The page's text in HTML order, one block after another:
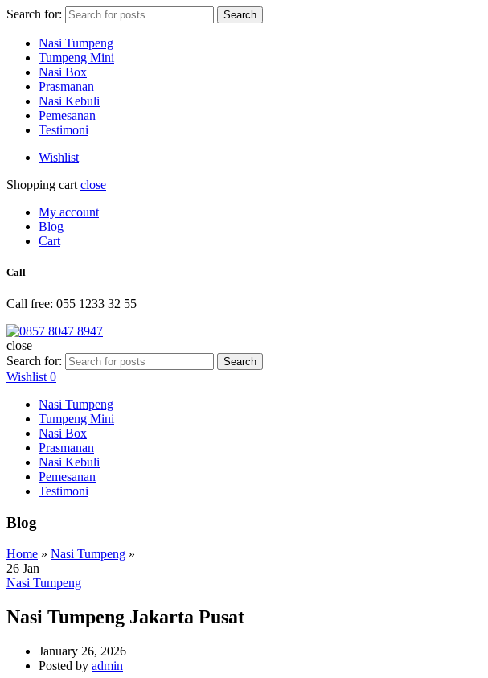
Search for: Search
Nasi Tumpeng
Tumpeng Mini
Nasi Box
Prasmanan
Nasi Kebuli
Pemesanan
Testimoni
Wishlist
Shopping cart close
My account
Blog
Cart
Call
Call free: 055 1233 32 55
close
Search for:
Search
Wishlist 0
Nasi Tumpeng
Tumpeng Mini
Nasi Box
Prasmanan
Nasi Kebuli
Pemesanan
Testimoni
Blog
Home » Nasi Tumpeng »
26 Jan
Nasi Tumpeng
Nasi Tumpeng Jakarta Pusat
January 26, 2026
Posted by admin